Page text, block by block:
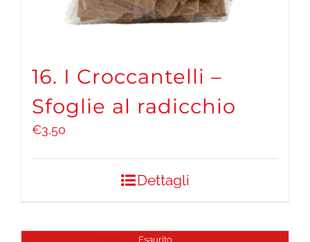
16. I Croccantelli –
Sfoglie al radicchio
€3,50
Dettagli
Esaurito